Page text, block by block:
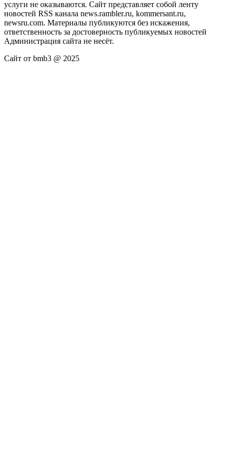
услуги не оказываются. Сайт представляет собой ленту
новостей RSS канала news.rambler.ru, kommersant.ru,
newsru.com. Материалы публикуются без искажения,
ответственность за достоверность публикуемых новостей
Администрация сайта не несёт.
Сайт от bmb3 @ 2025